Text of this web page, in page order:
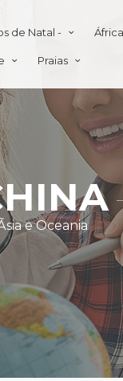
de Natal - África
Praias
e Oceania